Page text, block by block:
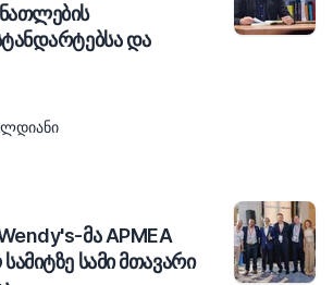
და
მა APMEA
სამი მთავარი